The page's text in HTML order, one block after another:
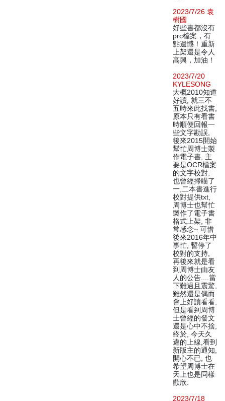
2023/7/26 袁
樹國
好些書都沒有
prc檔案，有
點遺憾！重新
上架還是令人
高興，加油！
2023/7/20
KYLESONG
大概2010知道
好讀, 就三不
五時來此找書,
原本只有看書
時順便回報一
些文字勘誤,
後來2015開始
幫忙周博士製
作電子書, 主
要是OCR檔案
的文字校對,
也曾經掃瞄了
一,二本書進行
校對提供txt,
周博士也幫忙
製作了電子書
格式上架, 非
常感念~ 可惜
後來2016年中
事忙, 暫停了
校對的支持,
再後來就是看
到周博士由友
人的公告....當
下難過且震驚,
雖然還是偶而
會上好讀看看,
但是看到周博
士曾經的發文
還是心中不捨,
終於, 今天久
違的上線,看到
新版主的通知,
開心不已, 也
希望周博士在
天上也是同樣
歡欣.
2023/7/18